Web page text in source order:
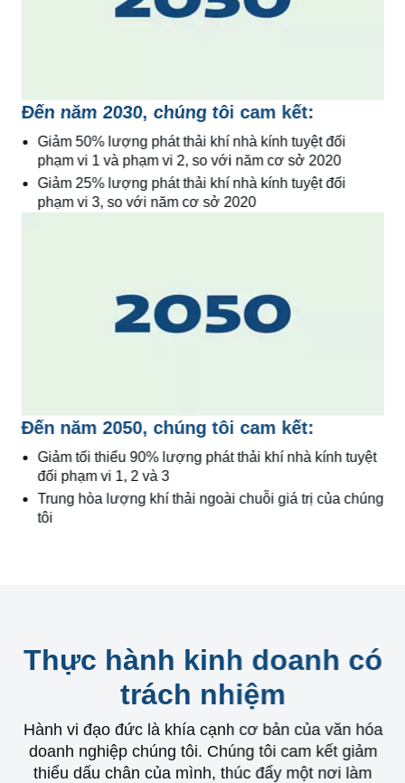
Đến năm 2030, chúng tôi cam kết:
Giảm 50% lượng phát thải khí nhà kính tuyệt đối
phạm vi 1 và phạm vi 2, so với năm cơ sở 2020
Giảm 25% lượng phát thải khí nhà kính tuyệt đối
phạm vi 3, so với năm cơ sở 2020
Đến năm 2050, chúng tôi cam kết:
Giảm tối thiểu 90% lượng phát thải khí nhà kính tuyệt
đối phạm vi 1, 2 và 3
Trung hòa lượng khí thải ngoài chuỗi giá trị của chúng
tôi
Thực hành kinh doanh có
trách nhiệm
Hành vi đạo đức là khía cạnh cơ bản của văn hóa
doanh nghiệp chúng tôi. Chúng tôi cam kết giảm
thiểu dấu chân của mình, thúc đẩy một nơi làm